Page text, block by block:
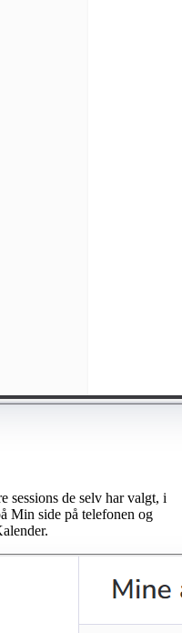
sessions de selv har valgt, i
Min side på telefonen og